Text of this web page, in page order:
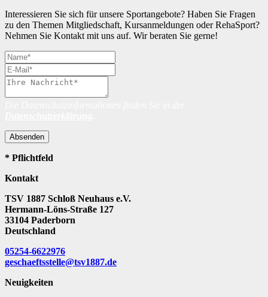
Interessieren Sie sich für unsere Sportangebote? Haben Sie Fragen
zu den Themen Mitgliedschaft, Kursanmeldungen oder RehaSport?
Nehmen Sie Kontakt mit uns auf. Wir beraten Sie gerne!
Absenden
* Pflichtfeld
Kontakt
TSV 1887 Schloß Neuhaus e.V.
Hermann-Löns-Straße 127
33104 Paderborn
Deutschland
05254-6622976
geschaeftsstelle@tsv1887.de
Neuigkeiten